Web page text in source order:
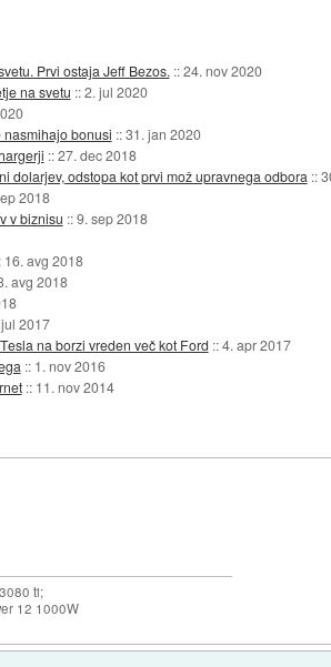
Prvi ostaja Jeff Bezos. ::24. nov 2020
na svetu ::2. jul 2020
nasmihajo bonusi ::31. jan 2020
::27. dec 2018
dolarjev, odstopa kot prvi mož upravnega odbora ::
2018
v biznisu ::9. sep 2018
16. avg 2018
avg 2018
2017
na borzi vreden več kot Ford ::4. apr 2017
:: 1. nov 2016
:: 11. nov 2014
ti;
12 1000W